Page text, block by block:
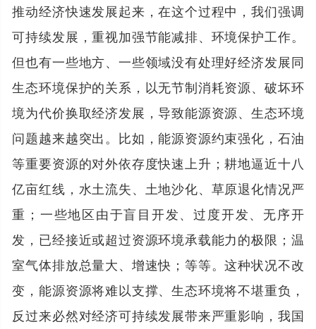
推动经济快速发展起来，在这个过程中，我们强调
可持续发展，重视加强节能减排、环境保护工作。
但也有一些地方、一些领域没有处理好经济发展同
生态环境保护的关系，以无节制消耗资源、破坏环
境为代价换取经济发展，导致能源资源、生态环境
问题越来越突出。比如，能源资源约束强化，石油
等重要资源的对外依存度快速上升；耕地逼近十八
亿亩红线，水土流失、土地沙化、草原退化情况严
重；一些地区由于盲目开发、过度开发、无序开
发，已经接近或超过资源环境承载能力的极限；温
室气体排放总量大、增速快；等等。这种状况不改
变，能源资源将难以支撑、生态环境将不堪重负，
反过来必然对经济可持续发展带来严重影响，我国